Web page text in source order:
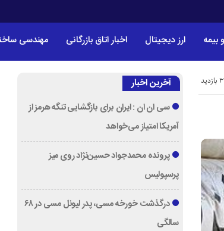
بیمه ارز دیجیتال اخبار اتاق بازرگانی مهندسی
آخرین اخبار
سی ان ان : ایران برای بازگشایی تنگه هرمز از
آمریکا امتیاز می‌خواهد
پرونده محمدجواد حسین‌نژاد روی میز
پرسپولیس
درگذشت خورخه مسی، پدر لیونل مسی در ۶۸
سالگی